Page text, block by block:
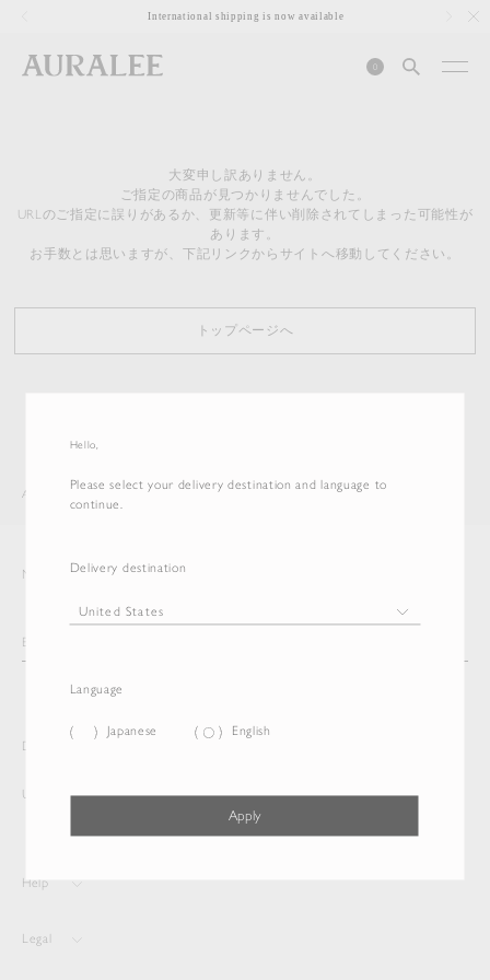
Hello,
Please select your delivery destination and language to
continue.
Delivery destination
Language
Japanese English
Apply
International shipping is now available
0
大変申し訳ありません。
ご指定の商品が見つかりませんでした。
URLのご指定に誤りがあるか、更新等に伴い削除されてしまった可能性が
あります。
お手数とは思いますが、下記リンクからサイトへ移動してください。
トップページへ
AURALEE ITEM
Newsletter
Delivery destination and Language
United States Japanese
Help
Legal